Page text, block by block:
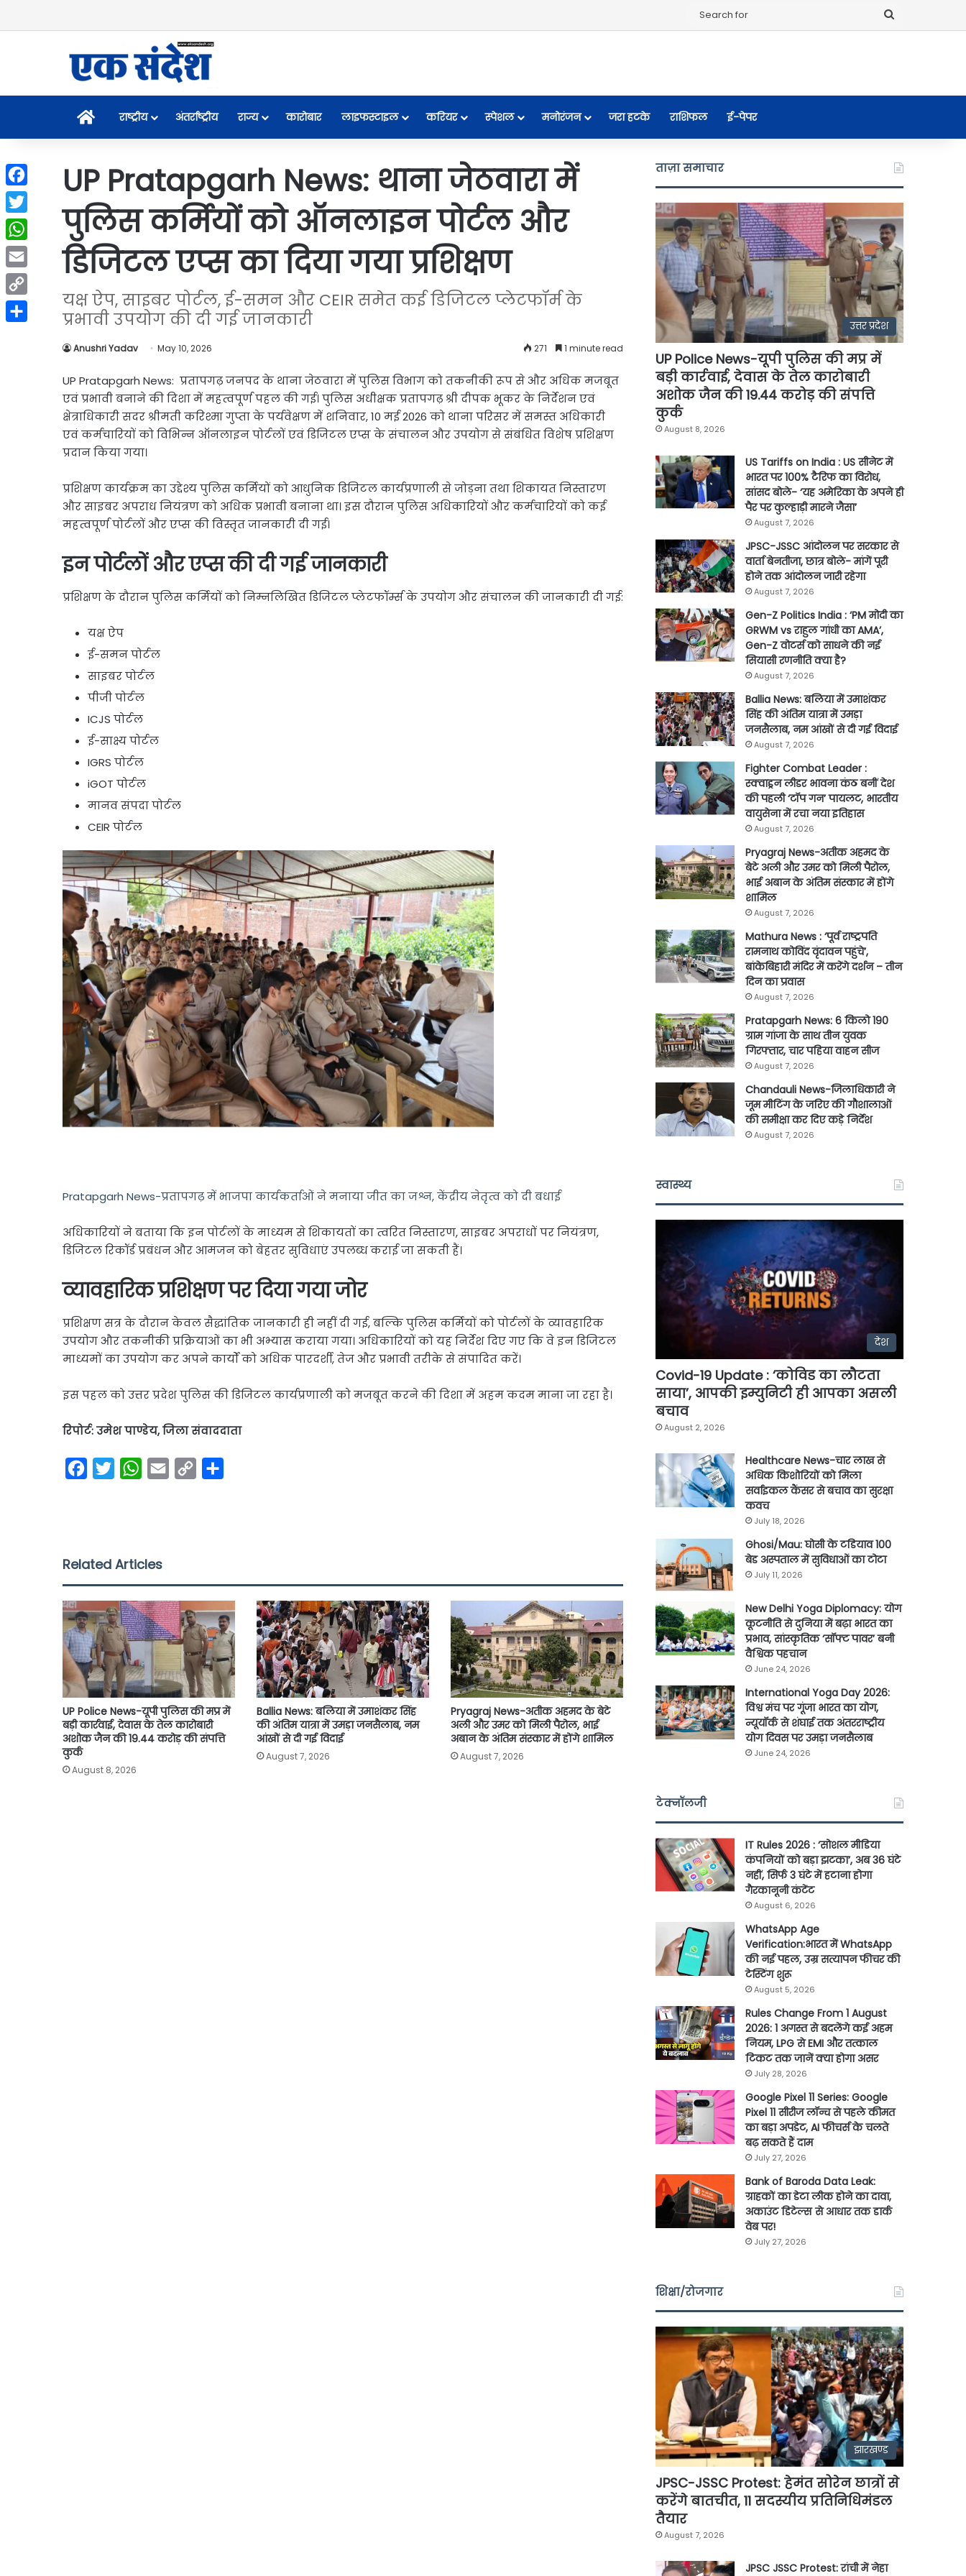
Homeराष्ट्रीय अंतर्राष्ट्रीय राज्य कारोबार लाइफस्टाइल करियर स्पेशल मनोरंजन जरा हटके राशिफल ई-पेपर
UP Pratapgarh News: थाना जेठवारा में
पुलिस कर्मियों को ऑनलाइन पोर्टल और
डिजिटल एप्स का दिया गया प्रशिक्षण
यक्ष ऐप, साइबर पोर्टल, ई-समन और CEIR समेत कई डिजिटल प्लेटफॉर्म के
प्रभावी उपयोग की दी गई जानकारी
Anushri Yadav May 10, 2026 271 1 minute read
UP Pratapgarh News: प्रतापगढ़ जनपद के थाना जेठवारा में पुलिस विभाग को तकनीकी रूप से और अधिक मजबूत
एवं प्रभावी बनाने की दिशा में महत्वपूर्ण पहल की गई। पुलिस अधीक्षक प्रतापगढ़ श्री दीपक भूकर के निर्देशन एवं
क्षेत्राधिकारी सदर श्रीमती करिश्मा गुप्ता के पर्यवेक्षण में शनिवार, 10 मई 2026 को थाना परिसर में समस्त अधिकारी
एवं कर्मचारियों को विभिन्न ऑनलाइन पोर्टलों एवं डिजिटल एप्स के संचालन और उपयोग से संबंधित विशेष प्रशिक्षण
प्रदान किया गया।
प्रशिक्षण कार्यक्रम का उद्देश्य पुलिस कर्मियों को आधुनिक डिजिटल कार्यप्रणाली से जोड़ना तथा शिकायत निस्तारण
और साइबर अपराध नियंत्रण को अधिक प्रभावी बनाना था। इस दौरान पुलिस अधिकारियों और कर्मचारियों को कई
महत्वपूर्ण पोर्टलों और एप्स की विस्तृत जानकारी दी गई।
इन पोर्टलों और एप्स की दी गई जानकारी
प्रशिक्षण के दौरान पुलिस कर्मियों को निम्नलिखित डिजिटल प्लेटफॉर्म्स के उपयोग और संचालन की जानकारी दी गई:
यक्ष ऐप
ई-समन पोर्टल
साइबर पोर्टल
पीजी पोर्टल
ICJS पोर्टल
ई-साक्ष्य पोर्टल
IGRS पोर्टल
iGOT पोर्टल
मानव संपदा पोर्टल
CEIR पोर्टल
Pratapgarh News-प्रतापगढ़ में भाजपा कार्यकर्ताओं ने मनाया जीत का जश्न, केंद्रीय नेतृत्व को दी बधाई
अधिकारियों ने बताया कि इन पोर्टलों के माध्यम से शिकायतों का त्वरित निस्तारण, साइबर अपराधों पर नियंत्रण,
डिजिटल रिकॉर्ड प्रबंधन और आमजन को बेहतर सुविधाएं उपलब्ध कराई जा सकती हैं।
व्यावहारिक प्रशिक्षण पर दिया गया जोर
प्रशिक्षण सत्र के दौरान केवल सैद्धांतिक जानकारी ही नहीं दी गई, बल्कि पुलिस कर्मियों को पोर्टलों के व्यावहारिक
उपयोग और तकनीकी प्रक्रियाओं का भी अभ्यास कराया गया। अधिकारियों को यह निर्देश दिए गए कि वे इन डिजिटल
माध्यमों का उपयोग कर अपने कार्यों को अधिक पारदर्शी, तेज और प्रभावी तरीके से संपादित करें।
इस पहल को उत्तर प्रदेश पुलिस की डिजिटल कार्यप्रणाली को मजबूत करने की दिशा में अहम कदम माना जा रहा है।
रिपोर्ट: उमेश पाण्डेय, जिला संवाददाता
o
k
r
W
p
p
n
k
Related Articles
UP Police News-यूपी पुलिस की मप्र में
बड़ी कार्रवाई, देवास के तेल कारोबारी
अशोक जैन की 19.44 करोड़ की संपत्ति
कुर्क
August 8, 2026
Ballia News: बलिया में उमाशंकर सिंह
की अंतिम यात्रा में उमड़ा जनसैलाब, नम
आंखों से दी गई विदाई
August 7, 2026
Pryagraj News-अतीक अहमद के बेटे
अली और उमर को मिली पैरोल, भाई
अबान के अंतिम संस्कार में होंगे शामिल
August 7, 2026
ताज़ा समाचार
उत्तर प्रदेश
UP Police News-यूपी पुलिस की मप्र में
बड़ी कार्रवाई, देवास के तेल कारोबारी
अशोक जैन की 19.44 करोड़ की संपत्ति
कुर्क
August 8, 2026
US Tariffs on India : US सीनेट में
भारत पर 100% टैरिफ का विरोध,
सांसद बोले- ‘यह अमेरिका के अपने ही
पैर पर कुल्हाड़ी मारने जैसा’
August 7, 2026
JPSC-JSSC आंदोलन पर सरकार से
वार्ता बेनतीजा, छात्र बोले- मांगें पूरी
होने तक आंदोलन जारी रहेगा
August 7, 2026
Gen-Z Politics India : ‘PM मोदी का
GRWM vs राहुल गांधी का AMA’,
Gen-Z वोटर्स को साधने की नई
सियासी रणनीति क्या है?
August 7, 2026
Ballia News: बलिया में उमाशंकर
सिंह की अंतिम यात्रा में उमड़ा
जनसैलाब, नम आंखों से दी गई विदाई
August 7, 2026
Fighter Combat Leader :
स्क्वाड्रन लीडर भावना कंठ बनीं देश
की पहली ‘टॉप गन’ पायलट, भारतीय
वायुसेना में रचा नया इतिहास
August 7, 2026
Pryagraj News-अतीक अहमद के
बेटे अली और उमर को मिली पैरोल,
भाई अबान के अंतिम संस्कार में होंगे
शामिल
August 7, 2026
Mathura News : ‘पूर्व राष्ट्रपति
रामनाथ कोविंद वृंदावन पहुंचे’,
बांकेबिहारी मंदिर में करेंगे दर्शन – तीन
दिन का प्रवास
August 7, 2026
Pratapgarh News: 6 किलो 190
ग्राम गांजा के साथ तीन युवक
गिरफ्तार, चार पहिया वाहन सीज
August 7, 2026
Chandauli News-जिलाधिकारी ने
जूम मीटिंग के जरिए की गौशालाओं
की समीक्षा कर दिए कड़े निर्देश
August 7, 2026
स्वास्थ्य
देश
Covid-19 Update : ‘कोविड का लौटता
साया’, आपकी इम्युनिटी ही आपका असली
बचाव
August 2, 2026
Healthcare News-चार लाख से
अधिक किशोरियों को मिला
सर्वाइकल कैंसर से बचाव का सुरक्षा
कवच
July 18, 2026
Ghosi/Mau: घोसी के टडियाव 100
बेड अस्पताल में सुविधाओं का टोटा
July 11, 2026
New Delhi Yoga Diplomacy: योग
कूटनीति से दुनिया में बढ़ा भारत का
प्रभाव, सांस्कृतिक ‘सॉफ्ट पावर’ बनी
वैश्विक पहचान
June 24, 2026
International Yoga Day 2026:
विश्व मंच पर गूंजा भारत का योग,
न्यूयॉर्क से शंघाई तक अंतरराष्ट्रीय
योग दिवस पर उमड़ा जनसैलाब
June 24, 2026
टेक्नॉलजी
IT Rules 2026 : ‘सोशल मीडिया
कंपनियों को बड़ा झटका’, अब 36 घंटे
नहीं, सिर्फ 3 घंटे में हटाना होगा
गैरकानूनी कंटेंट
August 6, 2026
WhatsApp Age
Verification:भारत में WhatsApp
की नई पहल, उम्र सत्यापन फीचर की
टेस्टिंग शुरू
August 5, 2026
Rules Change From 1 August
2026: 1 अगस्त से बदलेंगे कई अहम
नियम, LPG से EMI और तत्काल
टिकट तक जानें क्या होगा असर
July 28, 2026
Google Pixel 11 Series: Google
Pixel 11 सीरीज लॉन्च से पहले कीमत
का बड़ा अपडेट, AI फीचर्स के चलते
बढ़ सकते हैं दाम
July 27, 2026
Bank of Baroda Data Leak:
ग्राहकों का डेटा लीक होने का दावा,
अकाउंट डिटेल्स से आधार तक डार्क
वेब पर!
July 27, 2026
शिक्षा/रोजगार
झारखण्ड
JPSC-JSSC Protest: हेमंत सोरेन छात्रों से
करेंगे बातचीत, 11 सदस्यीय प्रतिनिधिमंडल
तैयार
August 7, 2026
JPSC JSSC Protest: रांची में नेहा
Facebook
Twitter
WhatsApp
Email
Copy
Link